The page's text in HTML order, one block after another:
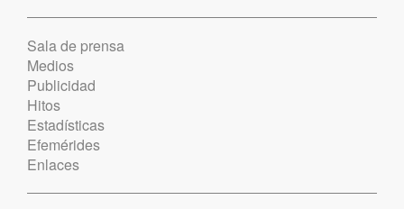
Sala de prensa
Medios
Publicidad
Hitos
Estadísticas
Efemérides
Enlaces